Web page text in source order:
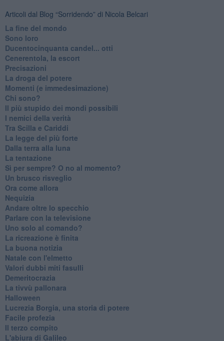
Articoli dal Blog “Sorridendo” di Nicola Belcari
La fine del mondo
Sono loro
Ducentocinquanta candel... otti
Cenerentola, la escort
Precisazioni
La droga del potere
Momenti (e immedesimazione)
Chi sono?
Il più stupido dei mondi possibili
I nemici della verità
Tra Scilla e Cariddi
La legge del più forte
Dalla terra alla luna
La tentazione
​Sì per sempre? O no al momento?
Un brusco risveglio
Ora come allora
Nequizia
Andare oltre lo specchio
Parlare con la televisione
Uno solo al comando?
La ricreazione è finita
La buona notizia
Natale con l'elmetto
Valori dubbi miti fasulli
Demeritocrazia
La tivvù pallonara
Halloween
​Lucrezia Borgia, una storia di potere
Facile profezia
Il terzo compito
L'abiura di Galileo